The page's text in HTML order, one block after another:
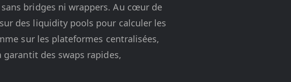
sans bridges ni wrappers. Au cœur de
des liquidity pools pour calculer les
sur les plateformes centralisées,
des swaps rapides,